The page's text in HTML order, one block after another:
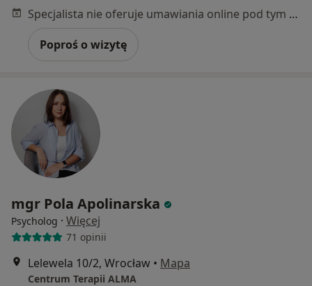
Specjalista nie oferuje umawiania online pod tym adresem.
Poproś o wizytę
mgr Pola Apolinarska
Psycholog · Więcej
71 opinii
Lelewela 10/2, Wrocław • Mapa
Centrum Terapii ALMA